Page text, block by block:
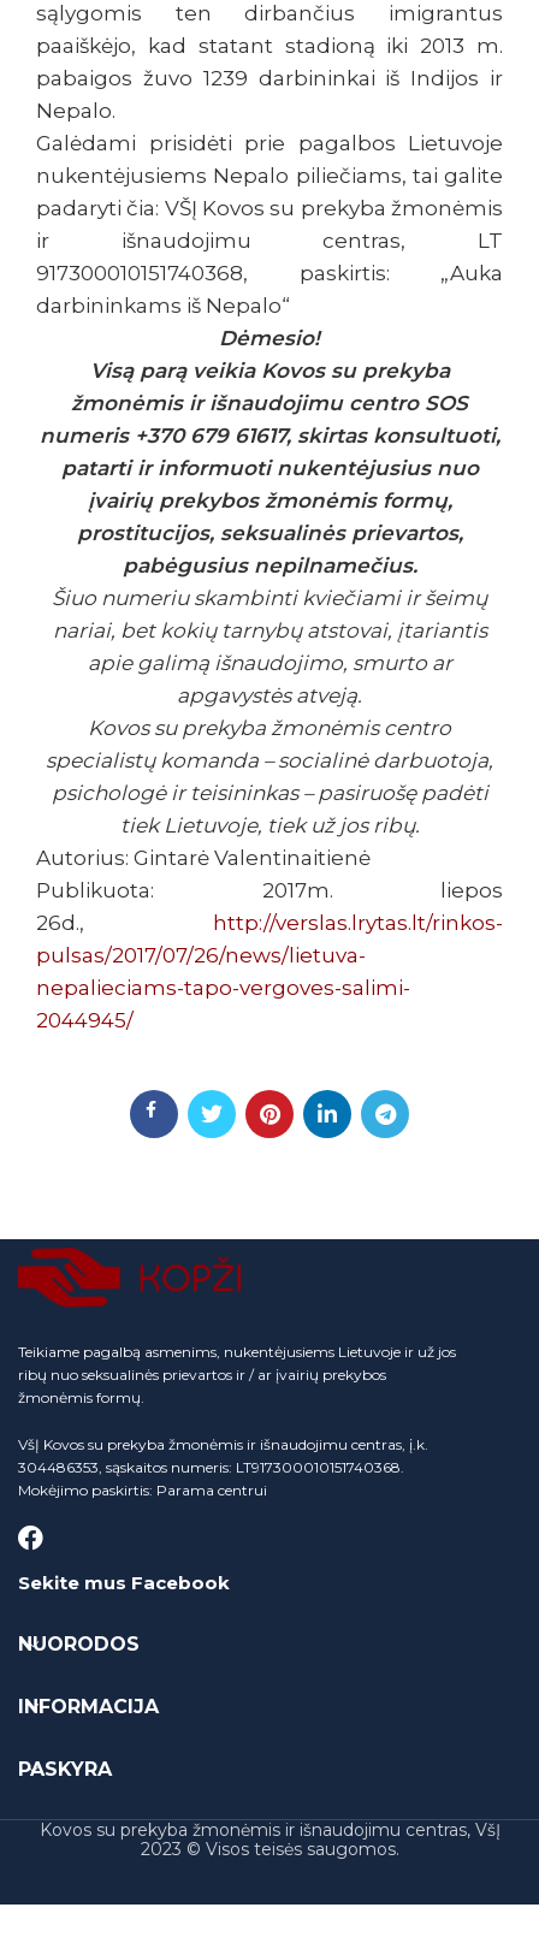
sąlygomis ten dirbančius imigrantus
paaiškėjo, kad statant stadioną iki 2013 m.
pabaigos žuvo 1239 darbininkai iš Indijos ir
Nepalo.
Galėdami prisidėti prie pagalbos Lietuvoje
nukentėjusiems Nepalo piliečiams, tai galite
padaryti čia: VŠĮ Kovos su prekyba žmonėmis
ir išnaudojimu centras, LT
917300010151740368, paskirtis: „Auka
darbininkams iš Nepalo“
Dėmesio!
Visą parą veikia Kovos su prekyba
žmonėmis ir išnaudojimu centro SOS
numeris +370 679 61617, skirtas konsultuoti,
patarti ir informuoti nukentėjusius nuo
įvairių prekybos žmonėmis formų,
prostitucijos, seksualinės prievartos,
pabėgusius nepilnamečius.
Šiuo numeriu skambinti kviečiami ir šeimų
nariai, bet kokių tarnybų atstovai, įtariantis
apie galimą išnaudojimo, smurto ar
apgavystės atveją.
Kovos su prekyba žmonėmis centro
specialistų komanda – socialinė darbuotoja,
psichologė ir teisininkas – pasiruošę padėti
tiek Lietuvoje, tiek už jos ribų.
Autorius: Gintarė Valentinaitienė
Publikuota: 2017m. liepos
26d.,
http://verslas.lrytas.lt/rinkos-
pulsas/2017/07/26/news/lietuva-
nepalieciams-tapo-vergoves-salimi-
2044945/
Teikiame pagalbą asmenims, nukentėjusiems Lietuvoje ir už jos
ribų nuo seksualinės prievartos ir / ar įvairių prekybos
žmonėmis formų.
VšĮ Kovos su prekyba žmonėmis ir išnaudojimu centras, į.k.
304486353, sąskaitos numeris: LT917300010151740368.
Mokėjimo paskirtis: Parama centrui
Sekite mus Facebook
NUORODOS
INFORMACIJA
PASKYRA
Kovos su prekyba žmonėmis ir išnaudojimu centras, VšĮ
2023 © Visos teisės saugomos.